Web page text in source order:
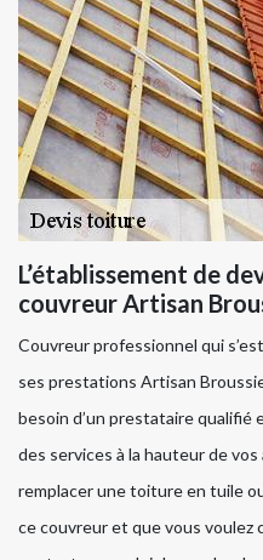
L’établissement de
couvreur Artisan
Couvreur professionnel qui
ses prestations Artisan
besoin d’un prestataire qualifié
des services à la hauteur de
remplacer une toiture en tuile
ce couvreur et que vous voulez